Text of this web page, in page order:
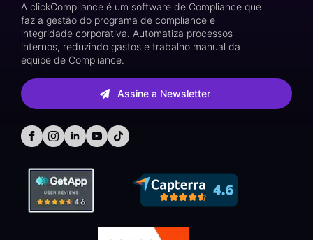
A clickCompliance é um software de Compliance que
faz a gestão do programa de compliance e
integridade corporativa. Automatiza processos
internos, reduzindo gastos e trabalho manual da
equipe de Compliance.
Assine a Newsletter